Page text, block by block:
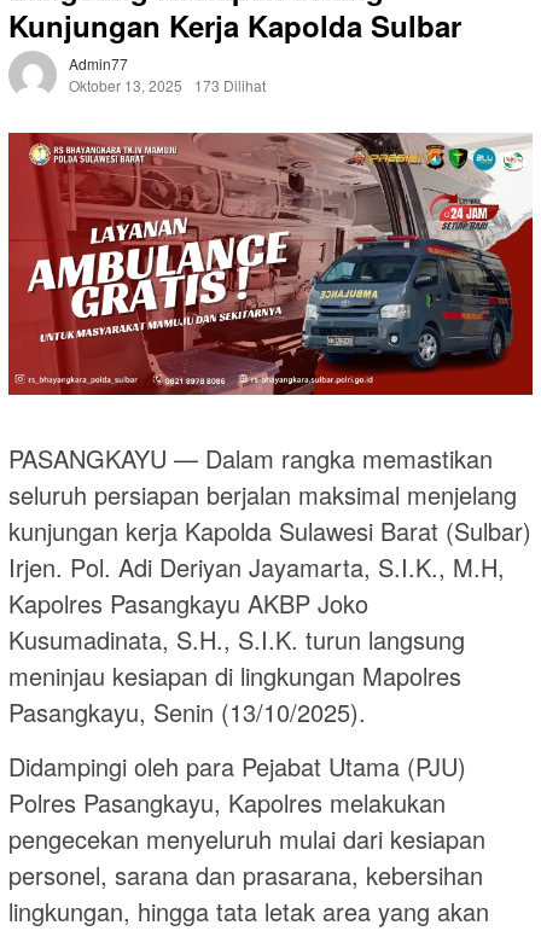
Kunjungan Kerja Kapolda Sulbar
Admin77
Oktober 13, 2025
173 Dilihat
PASANGKAYU — Dalam rangka memastikan
seluruh persiapan berjalan maksimal menjelang
kunjungan kerja Kapolda Sulawesi Barat (Sulbar)
Irjen. Pol. Adi Deriyan Jayamarta, S.I.K., M.H,
Kapolres Pasangkayu AKBP Joko
Kusumadinata, S.H., S.I.K. turun langsung
meninjau kesiapan di lingkungan Mapolres
Pasangkayu, Senin (13/10/2025).
Didampingi oleh para Pejabat Utama (PJU)
Polres Pasangkayu, Kapolres melakukan
pengecekan menyeluruh mulai dari kesiapan
personel, sarana dan prasarana, kebersihan
lingkungan, hingga tata letak area yang akan